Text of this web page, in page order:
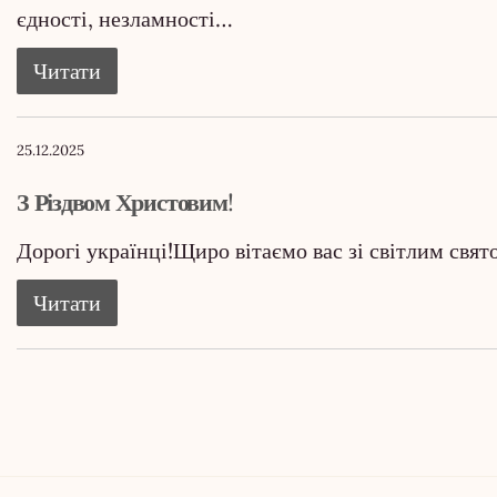
єдності, незламності…
Читати
25.12.2025
З Різдвом Христовим!
Дорогі українці!Щиро вітаємо вас зі світлим
Читати